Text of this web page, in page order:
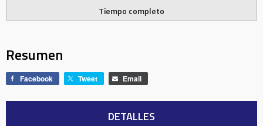
Tiempo completo
Resumen
Facebook Tweet Email
DETALLES